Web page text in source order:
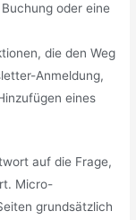
oder eine
die den Weg
Anmeldung,
eines
auf die Frage,
Micro-
grundsätzlich